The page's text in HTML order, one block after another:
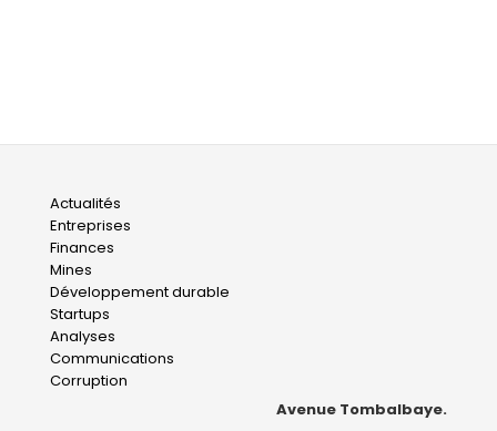
Main
navigation
Actualités
Entreprises
Finances
Mines
Développement durable
Startups
Analyses
Communications
Corruption
Avenue Tombalbaye.